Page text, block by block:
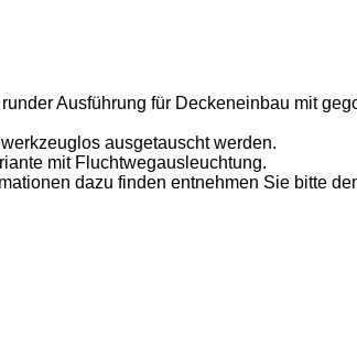
Ausführung für Deckeneinbau mit
ausgetauscht werden.
mit Fluchtwegausleuchtung.
dazu finden entnehmen Sie bitte